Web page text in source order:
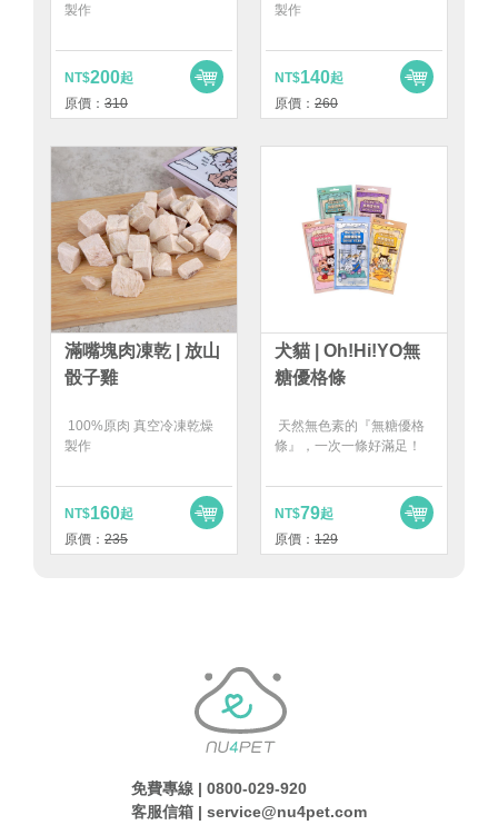
製作
NT$200起
原價： 310
製作
NT$140起
原價： 260
滿嘴塊肉凍乾 | 放山
骰子雞
100%原肉 真空冷凍乾燥
製作
NT$160起
原價： 235
犬貓 | Oh!Hi!YO無
糖優格條
天然無色素的『無糖優格
條』，一次一條好滿足！
NT$79起
原價： 129
免費專線 | 0800-029-920
客服信箱 | service@nu4pet.com